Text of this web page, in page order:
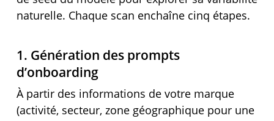
naturelle. Chaque scan enchaîne cinq étapes.
1. Génération des prompts
d’onboarding
À partir des informations de votre marque
(activité, secteur, zone géographique pour une